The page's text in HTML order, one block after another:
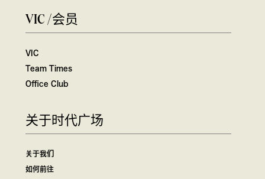
VIC /会员
VIC
Team Times
Office Club
关于时代广场
关于我们
如何前往